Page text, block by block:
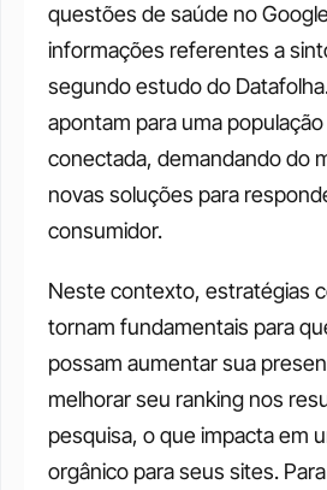
questões de saúde no
informações referentes a
segundo estudo do
apontam para uma
conectada, demandando do
novas soluções para
consumidor.
Neste contexto, estratégias
tornam fundamentais para
possam aumentar sua
melhorar seu ranking nos
pesquisa, o que impacta em
orgânico para seus sites.